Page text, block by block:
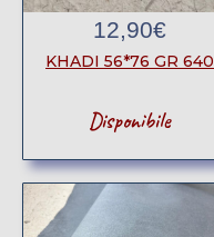
12,90€
KHADI 56*76 GR 640
Disponibile